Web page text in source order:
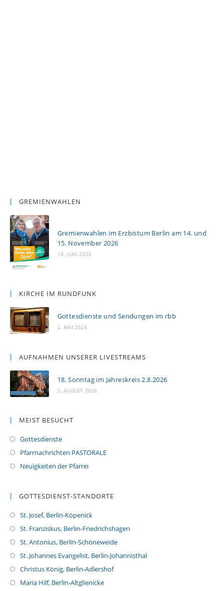
GREMIENWAHLEN
Gremienwahlen im Erzbistum Berlin am 14. und
15. November 2026
18. JUNI 2026
KIRCHE IM RUNDFUNK
Gottesdienste und Sendungen im rbb
2. MAI 2026
AUFNAHMEN UNSERER LIVESTREAMS
18. Sonntag im Jahreskreis 2.8.2026
2. AUGUST 2026
MEIST BESUCHT
Gottesdienste
Pfarrnachrichten PASTORALE
Neuigkeiten der Pfarrei
GOTTESDIENST-STANDORTE
St. Josef, Berlin-Köpenick
St. Franziskus, Berlin-Friedrichshagen
St. Antonius, Berlin-Schöneweide
St. Johannes Evangelist, Berlin-Johannisthal
Christus König, Berlin-Adlershof
Maria Hilf, Berlin-Altglienicke